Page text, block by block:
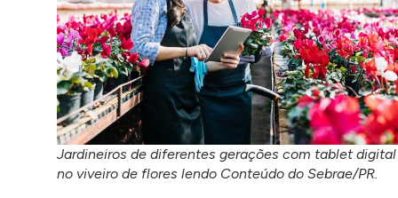
Jardineiros de diferentes gerações com tablet digital
no viveiro de flores lendo Conteúdo do Sebrae/PR.